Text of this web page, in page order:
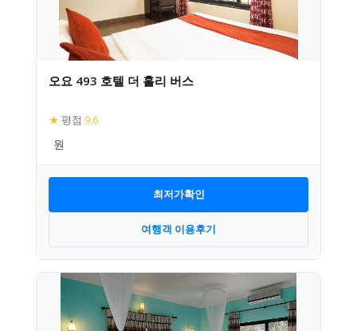
오요 493 호텔 더 홀리 버스
★ 평점 9.6
최저가확인
여행객 이용후기